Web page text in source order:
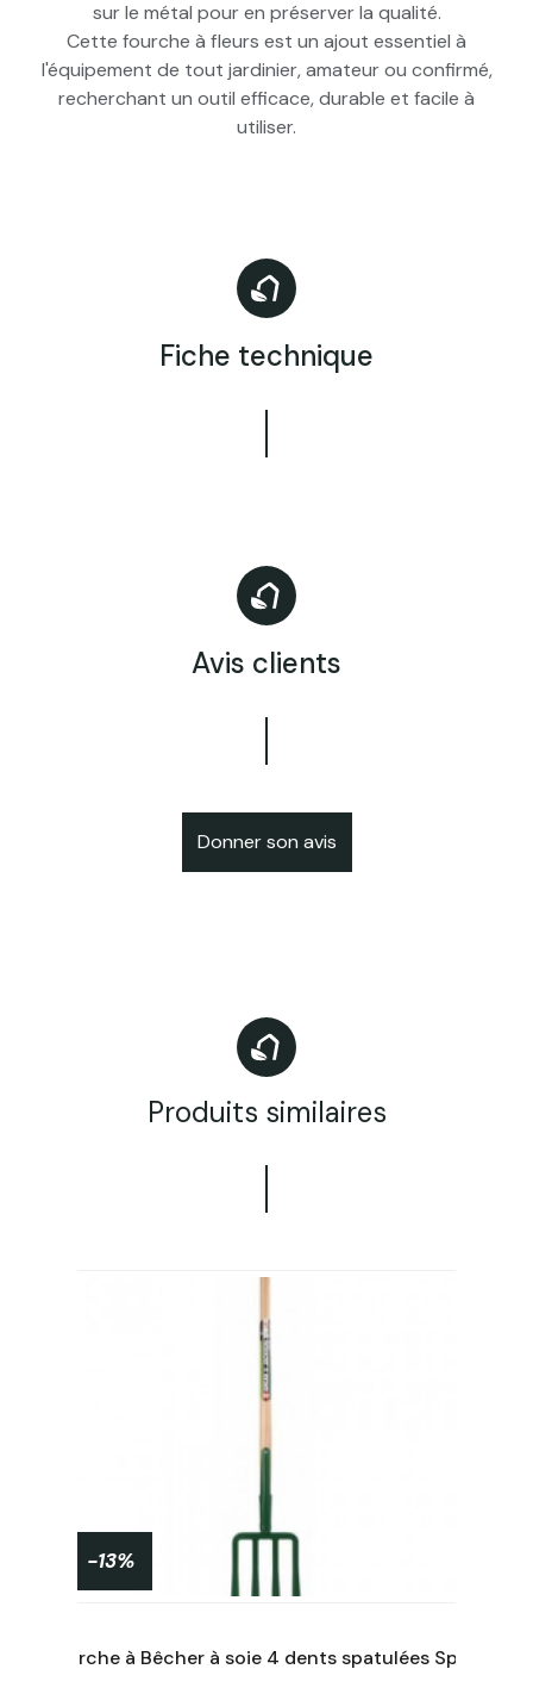
sur le métal pour en préserver la qualité.
Cette fourche à fleurs est un ajout essentiel à
l'équipement de tout jardinier, amateur ou confirmé,
recherchant un outil efficace, durable et facile à
utiliser.
Fiche technique
Avis clients
Donner son avis
Produits similaires
-13%